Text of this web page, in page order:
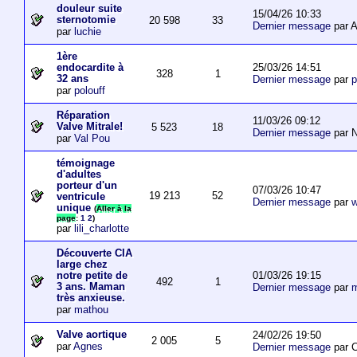
douleur suite
sternotomie
par luchie
20 598 33
15/04/26 10:33
Dernier messagepar
1ère
endocardite à
32 ans
par polouff
328 1
25/03/26 14:51
Dernier messagepar
Réparation
Valve Mitrale!
par Val Pou
5 523 18
11/03/26 09:12
Dernier messagepar
témoignage
d'adultes
porteur d'un
ventricule
unique (Aller à la
page: 1 2)
par lili_charlotte
19 213 52
07/03/26 10:47
Dernier messagepar
Découverte CIA
large chez
notre petite de
3 ans. Maman
très anxieuse.
par mathou
492 1
01/03/26 19:15
Dernier messagepar
Valve aortique
parAgnes 2 005 5
24/02/26 19:50
Dernier messagepar